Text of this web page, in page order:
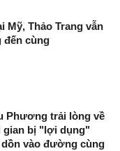
Mỹ, Thảo Trang vẫn
đến cùng
Phương trải lòng về
gian bị "lợi dụng"
dồn vào đường cùng